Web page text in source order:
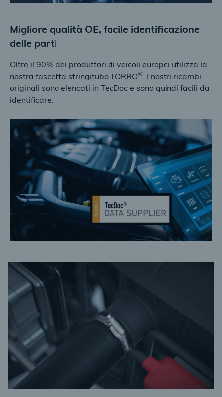
Migliore qualità OE, facile identificazione
delle parti
Oltre il 90% dei produttori di veicoli europei utilizza la
nostra fascetta stringitubo TORRO®. I nostri ricambi
originali sono elencati in TecDoc e sono quindi facili da
identificare.